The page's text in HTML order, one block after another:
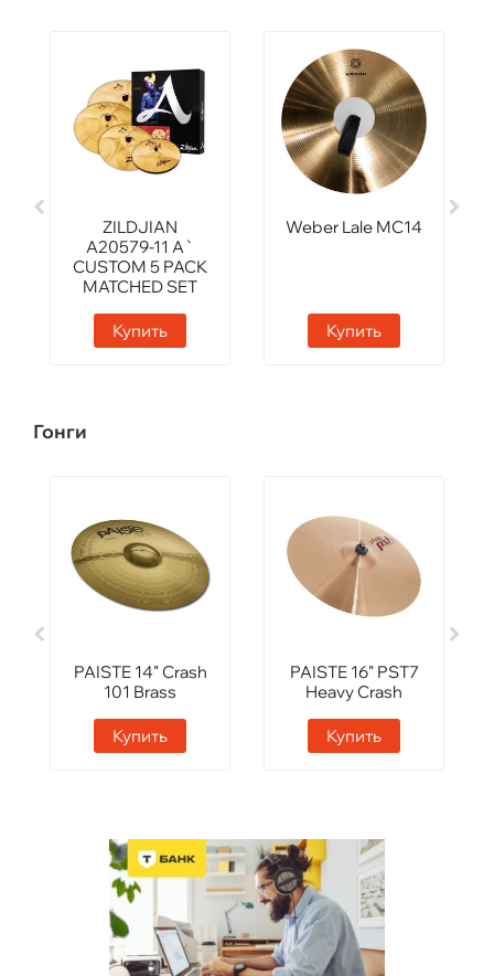
ZILDJIAN
A20579-11 A`
CUSTOM 5 PACK
MATCHED SET
Купить
Weber Lale MC14
Купить
Гонги
PAISTE 14" Crash
101 Brass
Купить
PAISTE 16" PST7
Heavy Crash
Купить